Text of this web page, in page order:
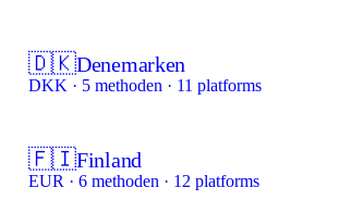
🇩🇰Denemarken
DKK · 5 methoden · 11 platforms
🇫🇮Finland
EUR · 6 methoden · 12 platforms